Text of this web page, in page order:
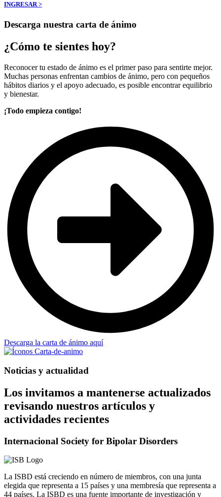
INGRESAR >
Descarga nuestra carta de ánimo
¿Cómo te sientes hoy?
Reconocer tu estado de ánimo es el primer paso para sentirte mejor.
Muchas personas enfrentan cambios de ánimo, pero con pequeños
hábitos diarios y el apoyo adecuado, es posible encontrar equilibrio
y bienestar.
¡Todo empieza contigo!
Descarga la carta de ánimo aquí
Noticias y actualidad
Los invitamos a mantenerse actualizados
revisando nuestros artículos y
actividades recientes
Internacional Society for Bipolar Disorders
La ISBD está creciendo en número de miembros, con una junta
elegida que representa a 15 países y una membresía que representa a
44 países. La ISBD es una fuente importante de investigación y